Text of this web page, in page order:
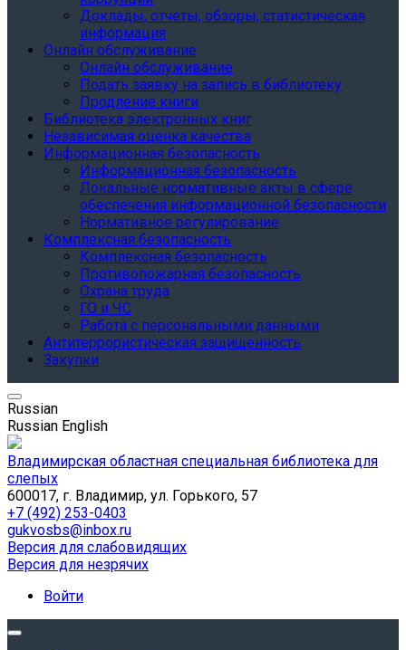
Доклады, отчеты, обзоры, статистическая
информация
Онлайн обслуживание
Онлайн обслуживание
Подать заявку на запись в библиотеку
Продление книги
Библиотека электронных книг
Независимая оценка качества
Информационная безопасность
Информационная безопасность
Локальные нормативные акты в сфере
обеспечения информационной безопасности
Нормативное регулирование
Комплексная безопасность
Комплексная безопасность
Противопожарная безопасность
Охрана труда
ГО и ЧС
Работа с персональными данными
Антитеррористическая защищенность
Закупки
Russian
Russian English
Владимирская областная специальная библиотека для
слепых
600017, г. Владимир, ул. Горького, 57
+7 (492) 253-0403
gukvosbs@inbox.ru
Версия для слабовидящих
Версия для незрячих
Войти